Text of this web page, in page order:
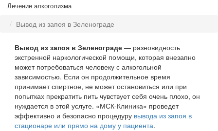
Лечение алкоголизма
Вывод из запоя в Зеленограде
Вывод из запоя в Зеленограде — разновидность
экстренной наркологической помощи, которая внезапно
может потребоваться человеку с алкогольной
зависимостью. Если он продолжительное время
принимает спиртное, не может остановиться или при
попытках прекратить пить чувствует себя очень плохо, он
нуждается в этой услуге. «МСК-Клиника» проведет
эффективно и безопасно процедуру вывода из запоя в
стационаре или прямо на дому у пациента.